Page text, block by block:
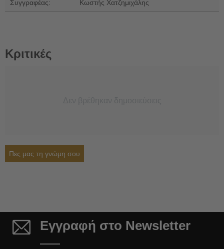
Συγγραφέας: Κωστής Χατζημιχάλης
Κριτικές
Πες μας τη γνώμη σου
Εγγραφή στο Newsletter